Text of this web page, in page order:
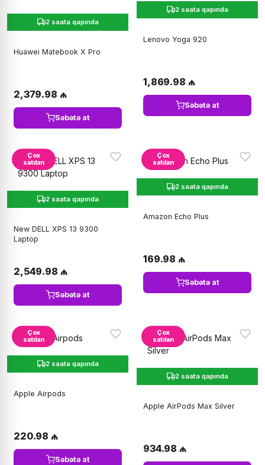
2 saata qapında
Huawei Matebook X Pro
2,379.98 ₼
Səbətə at
2 saata qapında
Lenovo Yoga 920
1,869.98 ₼
Səbətə at
Çox
satılan
2 saata qapında
New DELL XPS 13 9300
Laptop
2,549.98 ₼
Səbətə at
Çox
satılan
2 saata qapında
Amazon Echo Plus
169.98 ₼
Səbətə at
Çox
satılan
2 saata qapında
Apple Airpods
220.98 ₼
Səbətə at
Çox
satılan
2 saata qapında
Apple AirPods Max Silver
934.98 ₼